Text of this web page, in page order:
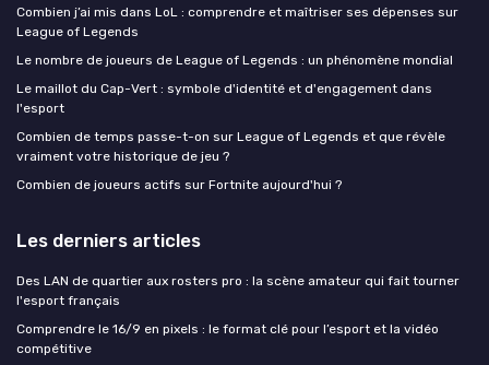
Combien j’ai mis dans LoL : comprendre et maîtriser ses dépenses sur
League of Legends
Le nombre de joueurs de League of Legends : un phénomène mondial
Le maillot du Cap-Vert : symbole d'identité et d'engagement dans
l'esport
Combien de temps passe-t-on sur League of Legends et que révèle
vraiment votre historique de jeu ?
Combien de joueurs actifs sur Fortnite aujourd'hui ?
Les derniers articles
Des LAN de quartier aux rosters pro : la scène amateur qui fait tourner
l'esport français
Comprendre le 16/9 en pixels : le format clé pour l’esport et la vidéo
compétitive